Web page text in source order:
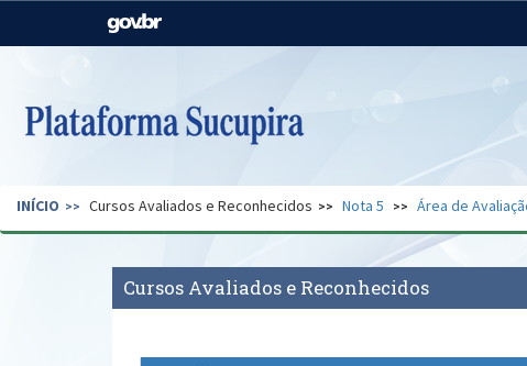
Casa Civil
Pecuária e Abastecimento
Secretaria de Governo Gabinete de Segurança
INÍCIO Cursos Avaliados e Reconhecidos Nota 5 Área de
Cursos Avaliados e Reconhecidos